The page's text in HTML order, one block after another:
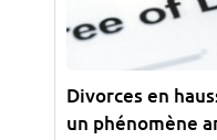
Divorces en
un phénomène